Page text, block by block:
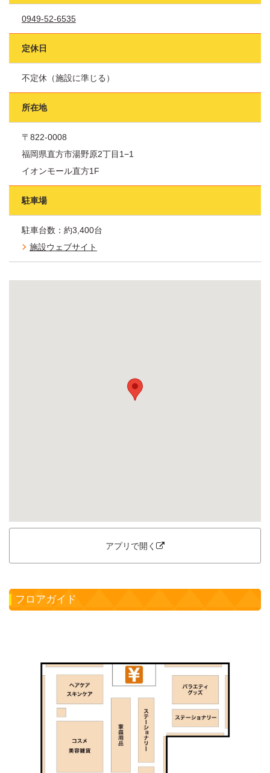
0949-52-6535
定休日
不定休（施設に準じる）
所在地
〒822-0008
福岡県直方市湯野原2丁目1−1
イオンモール直方1F
駐車場
駐車台数：約3,400台
施設ウェブサイト
アプリで開く
フロアガイド